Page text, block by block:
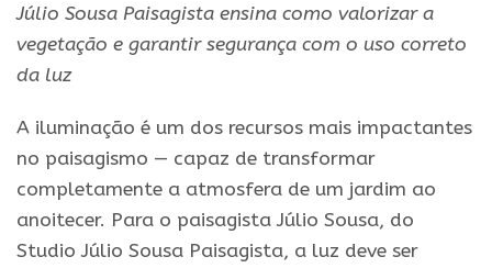
Júlio Sousa Paisagista ensina como valorizar a
vegetação e garantir segurança com o uso correto
da luz
A iluminação é um dos recursos mais impactantes
no paisagismo — capaz de transformar
completamente a atmosfera de um jardim ao
anoitecer. Para o paisagista Júlio Sousa, do
Studio Júlio Sousa Paisagista, a luz deve ser